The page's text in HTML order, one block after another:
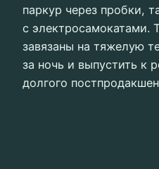
паркур через пробки,
с электросамокатами.
завязаны на тяжелую
за ночь и выпустить к
долгого